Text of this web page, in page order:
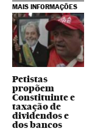
MAIS INFORMAÇÕES
Petistas
propõem
Constituinte e
taxação de
dividendos e
dos bancos